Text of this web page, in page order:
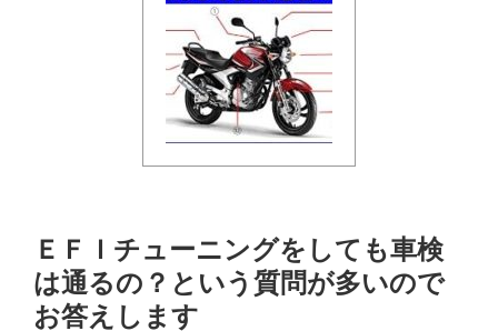
ＥＦＩチューニングをしても車検
は通るの？という質問が多いので
お答えします